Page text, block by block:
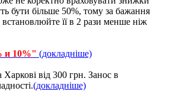
бути більше 50%, тому за бажання
її в 2 рази менше ніж
и 10%" (докладніше)
Харкові від 300 грн. Занос в
(докладніше)